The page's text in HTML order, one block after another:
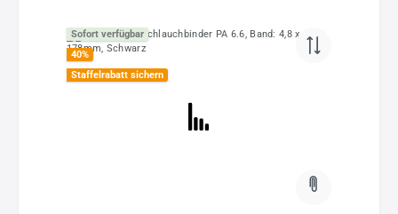
Sofort verfügbar
40%
Staffelrabatt sichern